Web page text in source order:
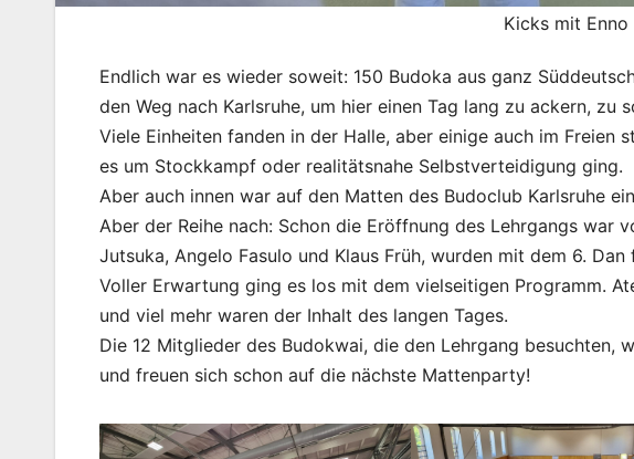
Kicks mit Enno
Endlich war es wieder soweit: 150 Budoka aus ganz
den Weg nach Karlsruhe, um hier einen Tag lang zu ackern, zu
Viele Einheiten fanden in der Halle, aber einige auch im Freien
es um Stockkampf oder realitätsnahe Selbstverteidigung ging.
Aber auch innen war auf den Matten des Budoclub Karlsruhe
Aber der Reihe nach: Schon die Eröffnung des Lehrgangs war
Jutsuka, Angelo Fasulo und Klaus Früh, wurden mit dem 6.
Voller Erwartung ging es los mit dem vielseitigen Programm.
und viel mehr waren der Inhalt des langen Tages.
Die 12 Mitglieder des Budokwai, die den Lehrgang besuchten,
und freuen sich schon auf die nächste Mattenparty!